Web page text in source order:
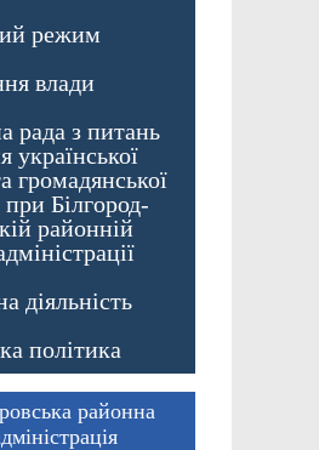
режим
влади
рада з питань
української
громадянської
при Білгород-
районній
діяльність
політика
районна